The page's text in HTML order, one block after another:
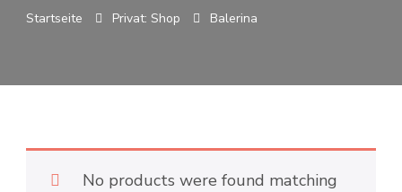
Startseite Privat: Shop Balerina
No products were found matching